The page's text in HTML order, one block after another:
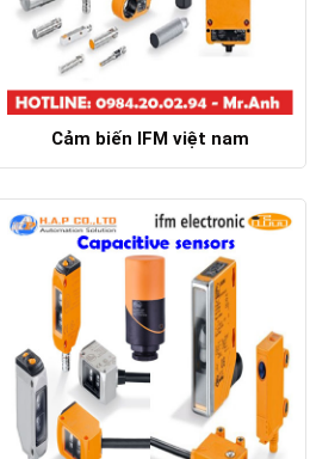
Cảm biến IFM việt nam
Chi tiết